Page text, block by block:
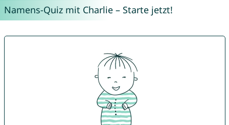
Namens-Quiz mit Charlie – Starte jetzt!